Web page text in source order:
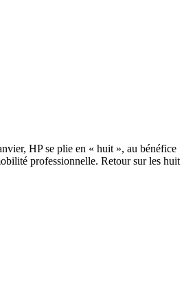
HP se plie en « huit », au bénéfice
professionnelle. Retour sur les huit